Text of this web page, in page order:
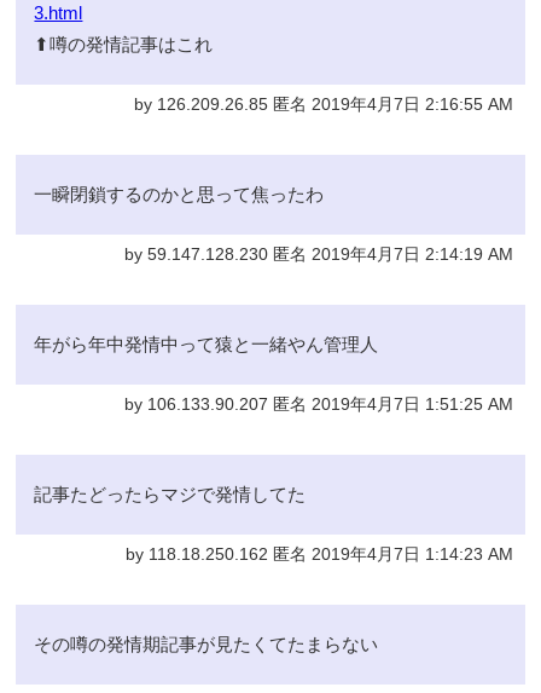
3.html
⬆噂の発情記事はこれ
by 126.209.26.85 匿名 2019年4月7日 2:16:55 AM
一瞬閉鎖するのかと思って焦ったわ
by 59.147.128.230 匿名 2019年4月7日 2:14:19 AM
年がら年中発情中って猿と一緒やん管理人
by 106.133.90.207 匿名 2019年4月7日 1:51:25 AM
記事たどったらマジで発情してた
by 118.18.250.162 匿名 2019年4月7日 1:14:23 AM
その噂の発情期記事が見たくてたまらない